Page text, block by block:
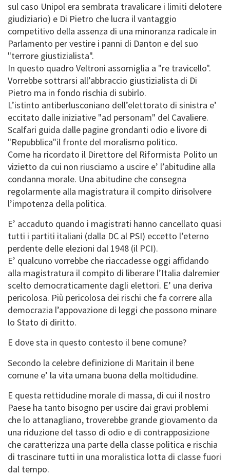
sul caso Unipol era sembrata travalicare i limiti delotere
giudiziario) e Di Pietro che lucra il vantaggio
competitivo della assenza di una minoranza radicale in
Parlamento per vestire i panni di Danton e del suo
"terrore giustizialista".
In questo quadro Veltroni assomiglia a "re travicello".
Vorrebbe sottrarsi all’abbraccio giustizialista di Di
Pietro ma in fondo rischia di subirlo.
L’istinto antiberlusconiano dell’elettorato di sinistra e’
eccitato dalle iniziative "ad personam" del Cavaliere.
Scalfari guida dalle pagine grondanti odio e livore di
"Repubblica"il fronte del moralismo politico.
Come ha ricordato il Direttore del Riformista Polito un
vizietto da cui non riusciamo a uscire e’ l’abitudine alla
condanna morale. Una abitudine che consegna
regolarmente alla magistratura il compito dirisolvere
l’impotenza della politica.
E’ accaduto quando i magistrati hanno cancellato quasi
tutti i partiti italiani (dalla DC al PSI) eccetto l’eterno
perdente delle elezioni dal 1948 (il PCI).
E’ qualcuno vorrebbe che riaccadesse oggi affidando
alla magistratura il compito di liberare l’Italia dalremier
scelto democraticamente dagli elettori. E’ una deriva
pericolosa. Più pericolosa dei rischi che fa correre alla
democrazia l’appovazione di leggi che possono minare
lo Stato di diritto.
E dove sta in questo contesto il bene comune?
Secondo la celebre definizione di Maritain il bene
comune e’ la vita umana buona della moltidudine.
E questa rettidudine morale di massa, di cui il nostro
Paese ha tanto bisogno per uscire dai gravi problemi
che lo attanagliano, troverebbe grande giovamento da
una riduzione del tasso di odio e di contrapposizione
che caratterizza una parte della classe politica e rischia
di trascinare tutti in una moralistica lotta di classe fuori
dal tempo.